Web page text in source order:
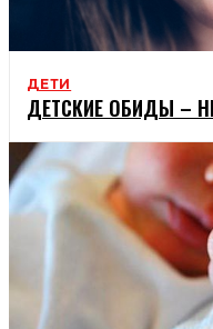
ДЕТИ
ДЕТСКИЕ ОБИДЫ –